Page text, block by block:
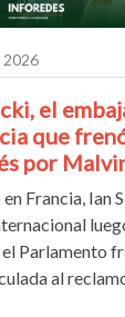
2026
el
que
por
Francia, Ian
Parlamento
al